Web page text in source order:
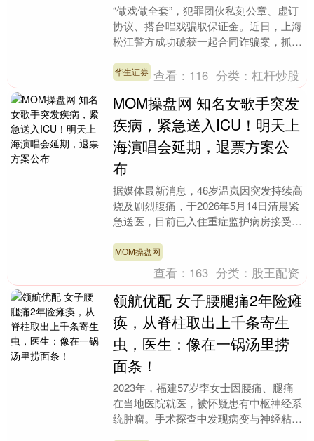
“做戏做全套”，犯罪团伙私刻公章、虚订
协议、搭台唱戏骗取保证金。近日，上海
松江警方成功破获一起合同诈骗案，抓获
拘留，涉案金额....
华生证券 查看： 116 分类：杠杆炒股
MOM操盘网 知名女歌手突发
疾病，紧急送入ICU！明天上
海演唱会延期，退票方案公
布
据媒体最新消息，46岁温岚因突发持续高
烧及剧烈腹痛，于2026年5月14日清晨紧
急送医，目前已入住重症监护病房接受治
传播有限....
MOM操盘网
查看： 163 分类： 股王配资
领航优配 女子腰腿痛2年险瘫
痪，从脊柱取出上千条寄生
虫，医生：像在一锅汤里捞
面条！
2023年，福建57岁李女士因腰痛、腿痛
在当地医院就医，被怀疑患有中枢神经系
统肿瘤。手术探查中发现病变与神经粘连